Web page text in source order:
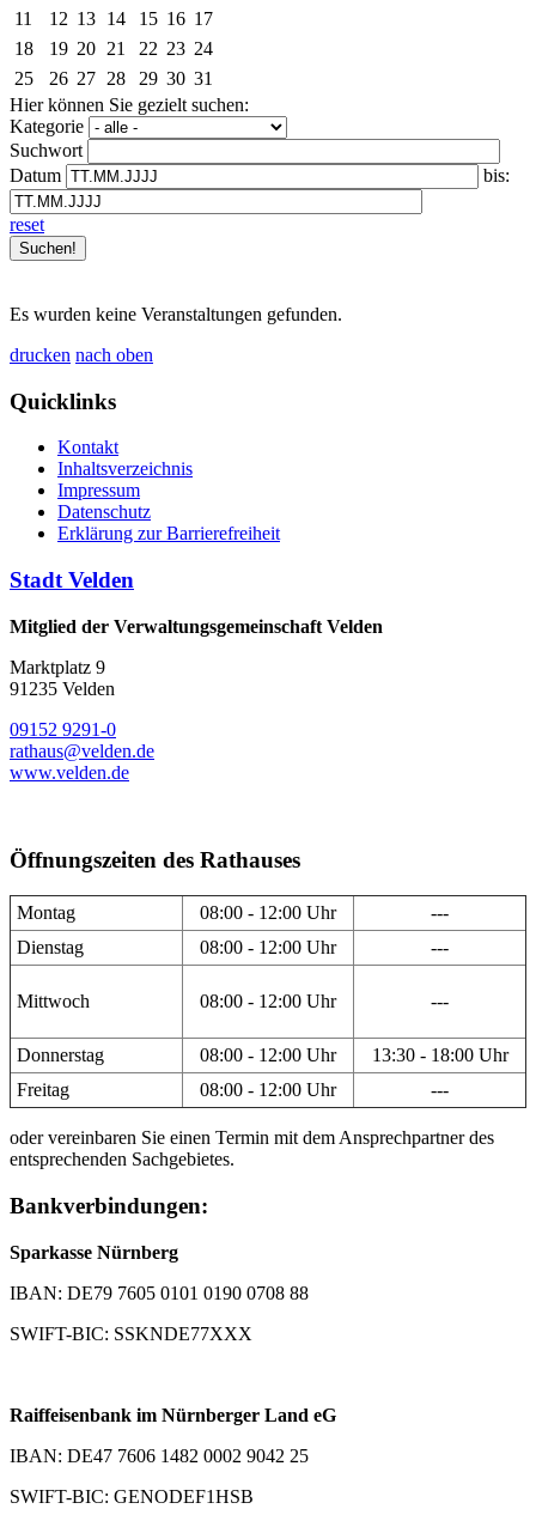
11
12 13 14 15 16 17
18
19 20 21 22 23 24
25
26 27 28 29 30 31
Hier können Sie gezielt suchen:
Kategorie
Suchwort
Datum
bis:
reset
Es wurden keine Veranstaltungen gefunden.
drucken nach oben
Quicklinks
Kontakt
Inhaltsverzeichnis
Impressum
Datenschutz
Erklärung zur Barrierefreiheit
Stadt Velden
Mitglied der Verwaltungsgemeinschaft Velden
Marktplatz 9
91235 Velden
09152 9291-0
rathaus@velden.de
www.velden.de
Öffnungszeiten des Rathauses
Montag 08:00 - 12:00 Uhr
---
Dienstag
08:00 - 12:00 Uhr ---
Mittwoch 08:00 - 12:00 Uhr ---
Donnerstag 08:00 - 12:00 Uhr
13:30 - 18:00 Uhr
Freitag
08:00 - 12:00 Uhr ---
oder vereinbaren Sie einen Termin mit dem Ansprechpartner des
entsprechenden Sachgebietes.
Bankverbindungen:
Sparkasse Nürnberg
IBAN: DE79 7605 0101 0190 0708 88
SWIFT-BIC: SSKNDE77XXX
Raiffeisenbank im Nürnberger Land eG
IBAN: DE47 7606 1482 0002 9042 25
SWIFT-BIC: GENODEF1HSB